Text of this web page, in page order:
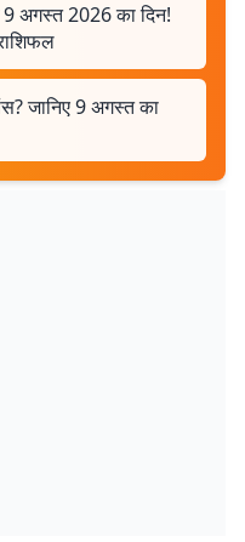
अगस्त 2026 का दिन!
जानिए 9 अगस्त का